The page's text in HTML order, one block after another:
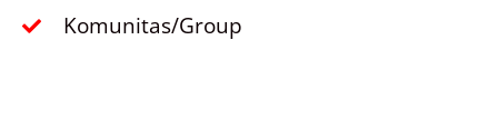
Komunitas/Group